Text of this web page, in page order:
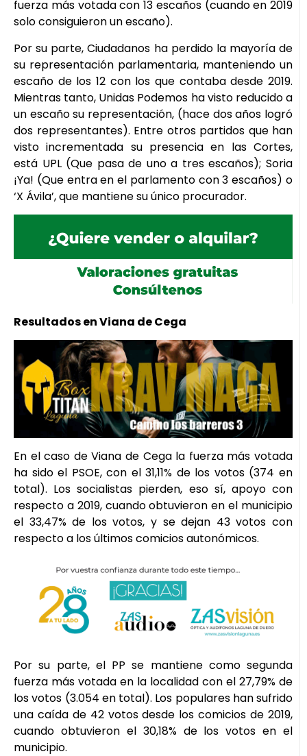
fuerza más votada con 13 escaños (cuando en 2019
solo consiguieron un escaño).
Por su parte, Ciudadanos ha perdido la mayoría de
su representación parlamentaria, manteniendo un
escaño de los 12 con los que contaba desde 2019.
Mientras tanto, Unidas Podemos ha visto reducido a
un escaño su representación, (hace dos años logró
dos representantes). Entre otros partidos que han
visto incrementada su presencia en las Cortes,
está UPL (Que pasa de uno a tres escaños); Soria
¡Ya! (Que entra en el parlamento con 3 escaños) o
‘X Ávila’, que mantiene su único procurador.
Resultados en Viana de Cega
En el caso de Viana de Cega la fuerza más votada
ha sido el PSOE, con el 31,11% de los votos (374 en
total). Los socialistas pierden, eso sí, apoyo con
respecto a 2019, cuando obtuvieron en el municipio
el 33,47% de los votos, y se dejan 43 votos con
respecto a los últimos comicios autonómicos.
Por su parte, el PP se mantiene como segunda
fuerza más votada en la localidad con el 27,79% de
los votos (3.054 en total). Los populares han sufrido
una caída de 42 votos desde los comicios de 2019,
cuando obtuvieron el 30,18% de los votos en el
municipio.